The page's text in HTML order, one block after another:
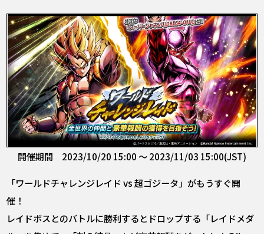
開催期間 2023/10/20 15:00 ～ 2023/11/03 15:00(JST)
「ワールドチャレンジレイド vs 超ゴジータ」がもうすぐ開
催！
レイドボスとのバトルに勝利するとドロップする「レイドメダ